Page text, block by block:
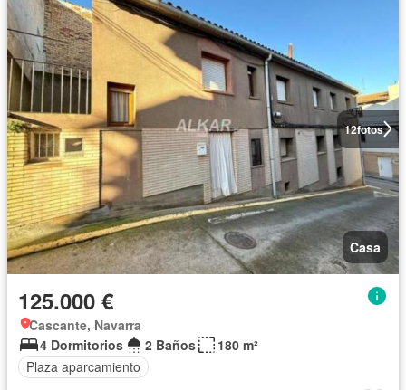
12fotos
Casa
125.000 €
Cascante, Navarra
4 Dormitorios
2 Baños
180 m²
Plaza aparcamiento